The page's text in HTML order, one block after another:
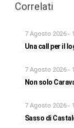
Correlati
7 Agosto 2026 -
Una call per il
7 Agosto 2026 -
Non solo
7 Agosto 2026 -
Sasso di